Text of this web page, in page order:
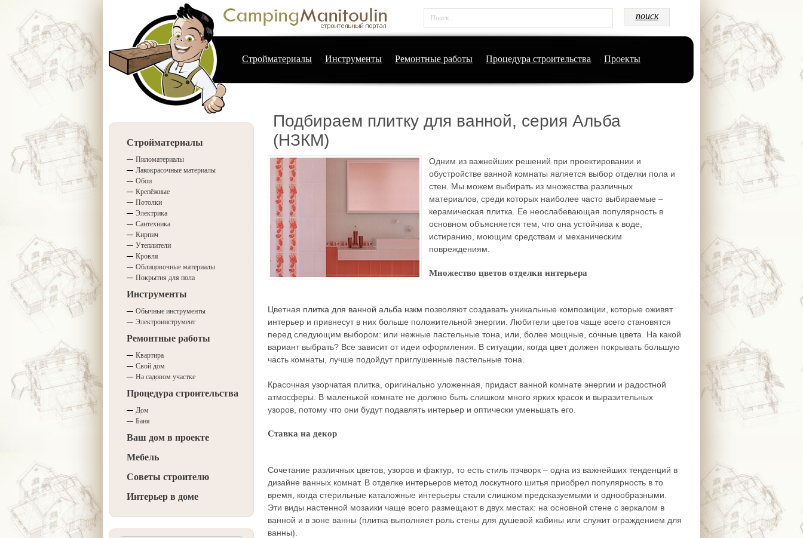
Стройматериалы Инструменты Ремонтные работы Процедура строительства Проекты
Подбираем плитку для ванной, серия Альба
(НЗКМ)
Одним из важнейших решений при проектировании и
обустройстве ванной комнаты является выбор отделки пола и
стен. Мы можем выбирать из множества различных
материалов, среди которых наиболее часто выбираемые –
керамическая плитка. Ее неослабевающая популярность в
основном объясняется тем, что она устойчива к воде,
истиранию, моющим средствам и механическим
повреждениям.
Множество цветов отделки интерьера
Цветная плитка для ванной альба нзкм позволяют создавать уникальные композиции, которые оживят
интерьер и привнесут в них больше положительной энергии. Любители цветов чаще всего становятся
перед следующим выбором: или нежные пастельные тона, или, более мощные, сочные цвета. На какой
вариант выбрать? Все зависит от идеи оформления. В ситуации, когда цвет должен покрывать большую
часть комнаты, лучше подойдут приглушенные пастельные тона.
Красочная узорчатая плитка, оригинально уложенная, придаст ванной комнате энергии и радостной
атмосферы. В маленькой комнате не должно быть слишком много ярких красок и выразительных
узоров, потому что они будут подавлять интерьер и оптически уменьшать его.
Ставка на декор
Сочетание различных цветов, узоров и фактур, то есть стиль пэчворк – одна из важнейших тенденций в
дизайне ванных комнат. В отделке интерьеров метод лоскутного шитья приобрел популярность в то
время, когда стерильные каталожные интерьеры стали слишком предсказуемыми и однообразными.
Эти виды настенной мозаики чаще всего размещают в двух местах: на основной стене с зеркалом в
ванной и в зоне ванны (плитка выполняет роль стены для душевой кабины или служит ограждением для
ванны).
Стройматериалы
Пиломатериалы
Лакокрасочные материалы
Обои
Крепёжные
Потолки
Электрика
Сантехника
Кирпич
Утеплители
Кровля
Облицовочные материалы
Покрытия для пола
Инструменты
Обычные инструменты
Электроинструмент
Ремонтные работы
Квартира
Свой дом
На садовом участке
Процедура строительства
Дом
Баня
Ваш дом в проекте
Мебель
Советы строителю
Интерьер в доме